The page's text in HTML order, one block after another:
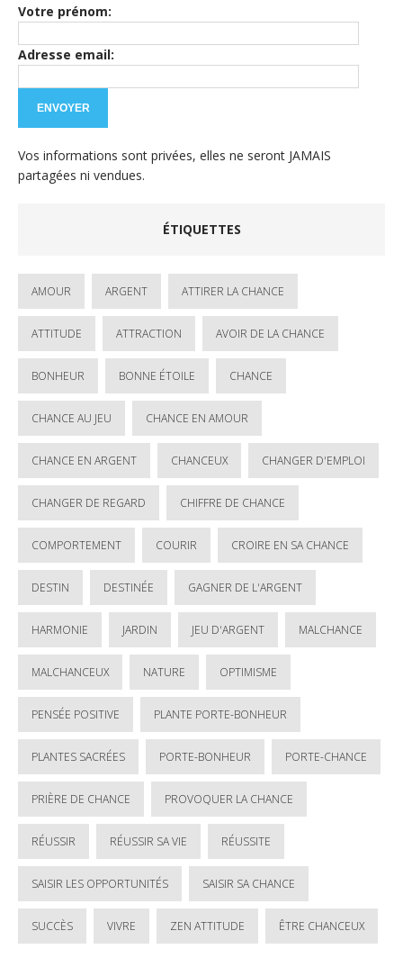
Votre prénom:
Adresse email:
Vos informations sont privées, elles ne seront JAMAIS
partagées ni vendues.
ÉTIQUETTES
AMOUR ARGENT ATTIRER LA CHANCE
ATTITUDE ATTRACTION AVOIR DE LA CHANCE
BONHEUR BONNE ÉTOILE CHANCE
CHANCE AU JEU CHANCE EN AMOUR
CHANCE EN ARGENT CHANCEUX CHANGER D'EMPLOI
CHANGER DE REGARD CHIFFRE DE CHANCE
COMPORTEMENT COURIR CROIRE EN SA CHANCE
DESTIN DESTINÉE GAGNER DE L'ARGENT
HARMONIE JARDIN JEU D'ARGENT MALCHANCE
MALCHANCEUX NATURE OPTIMISME
PENSÉE POSITIVE PLANTE PORTE-BONHEUR
PLANTES SACRÉES PORTE-BONHEUR PORTE-CHANCE
PRIÈRE DE CHANCE PROVOQUER LA CHANCE
RÉUSSIR RÉUSSIR SA VIE RÉUSSITE
SAISIR LES OPPORTUNITÉS SAISIR SA CHANCE
SUCCÈS VIVRE ZEN ATTITUDE ÊTRE CHANCEUX